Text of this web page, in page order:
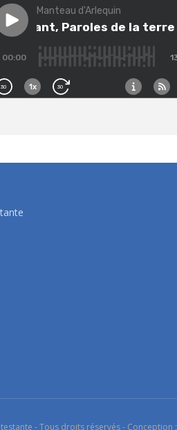
- Tous droits réservés - Conception :